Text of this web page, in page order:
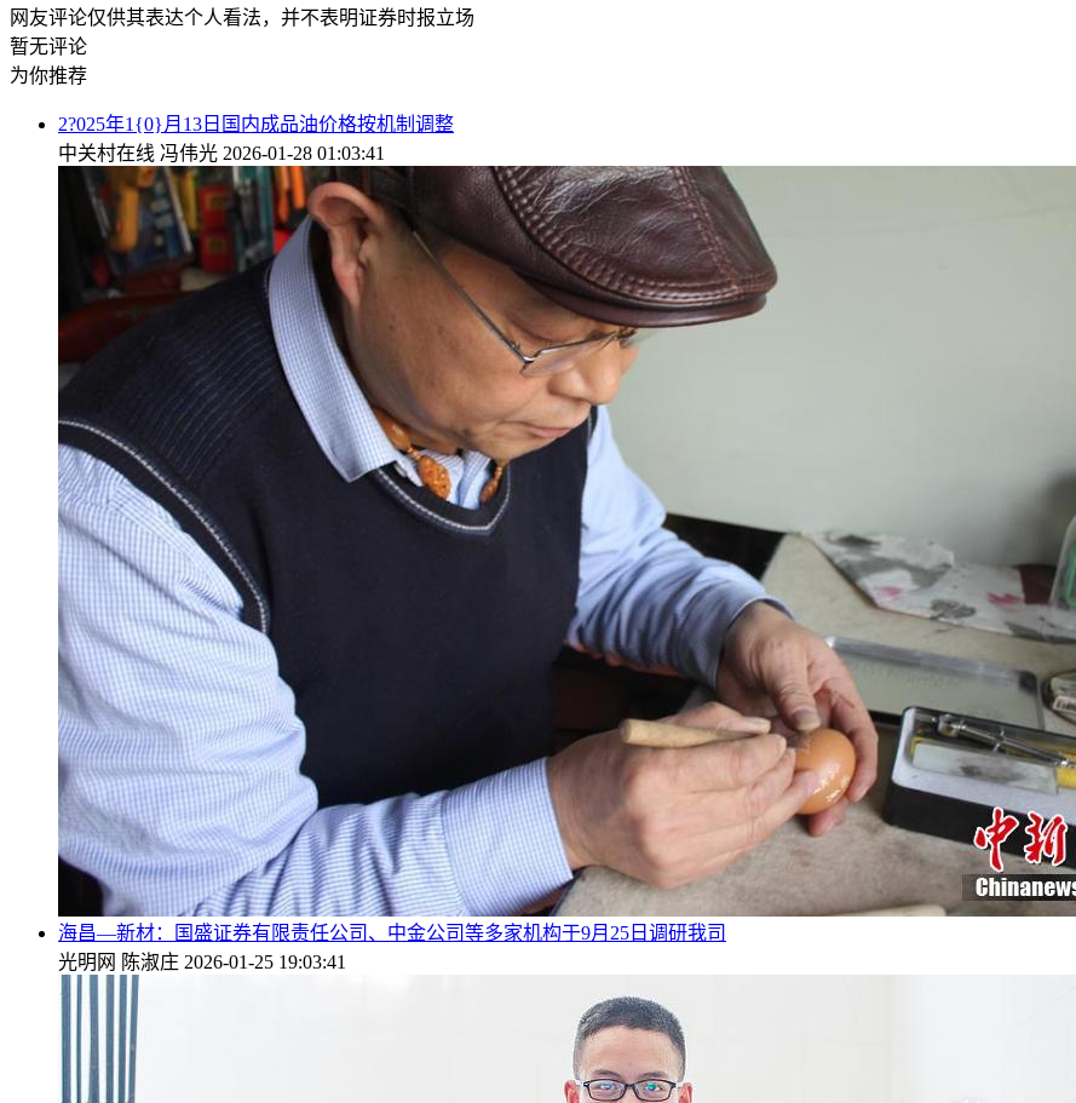
网友评论仅供其表达个人看法，并不表明证券时报立场
暂无评论
为你推荐
2?025年1{0}月13日国内成品油价格按机制调整
中关村在线 冯伟光 2026-01-28 01:03:41
海昌—新材：国盛证券有限责任公司、中金公司等多家机构于9月25日调研我司
光明网 陈淑庄 2026-01-25 19:03:41